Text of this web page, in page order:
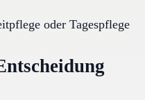
oder Tagespflege